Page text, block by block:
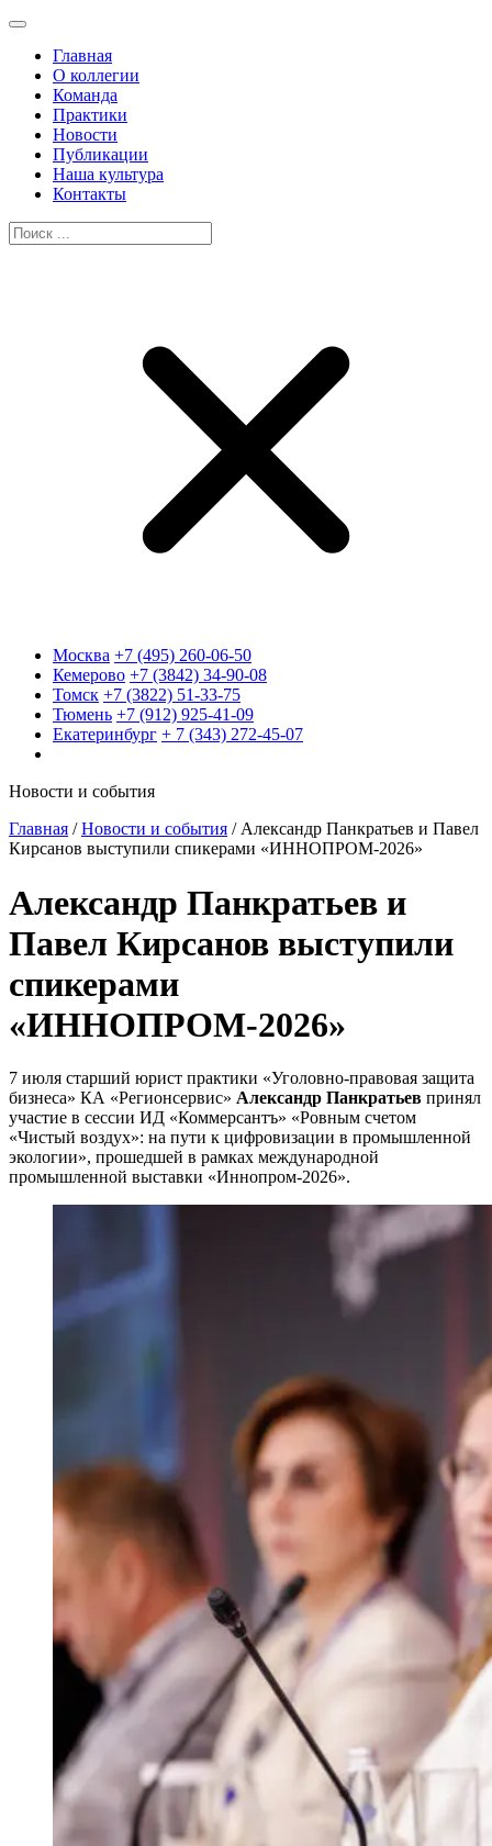
Главная
О коллегии
Команда
Практики
Новости
Публикации
Наша культура
Контакты
Москва +7 (495) 260-06-50
Кемерово +7 (3842) 34-90-08
Томск +7 (3822) 51-33-75
Тюмень +7 (912) 925-41-09
Екатеринбург + 7 (343) 272-45-07
Новости и события
Главная /Новости и события / Александр Панкратьев и Павел
Кирсанов выступили спикерами «ИННОПРОМ-2026»
Александр Панкратьев и
Павел Кирсанов выступили
спикерами
«ИННОПРОМ-2026»
7 июля старший юрист практики «Уголовно-правовая защита
бизнеса» КА «Регионсервис» Александр Панкратьев принял
участие в сессии ИД «Коммерсантъ» «Ровным счетом
«Чистый воздух»: на пути к цифровизации в промышленной
экологии», прошедшей в рамках международной
промышленной выставки «Иннопром-2026».